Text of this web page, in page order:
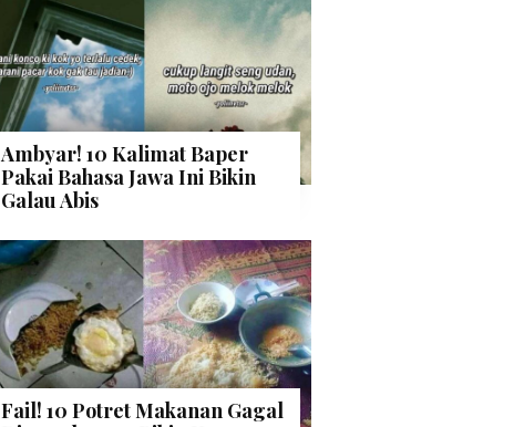
Ambyar! 10 Kalimat Baper
Pakai Bahasa Jawa Ini Bikin
Galau Abis
Fail! 10 Potret Makanan Gagal